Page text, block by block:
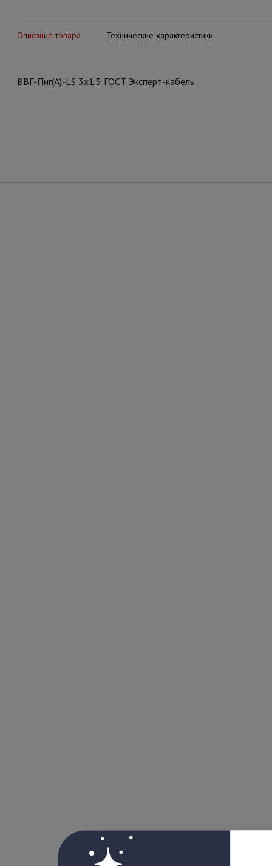
Описание товара Технические характеристики
ВВГ-Пнг(А)-LS 3х1.5 ГОСТ Эксперт-кабель